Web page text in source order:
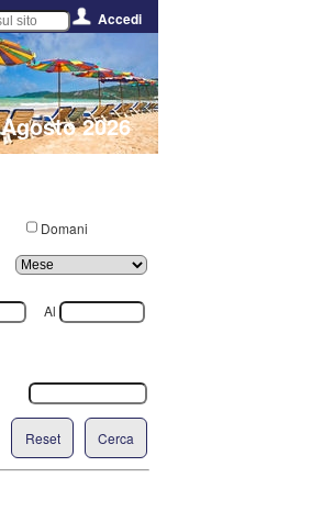
Accedi
Agosto 2026
Domani
Al
Cerca
Reset